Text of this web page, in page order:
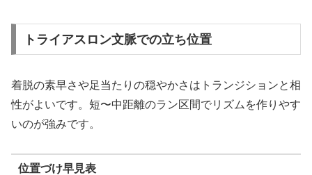
トライアスロン文脈での立ち位置
着脱の素早さや足当たりの穏やかさはトランジションと相
性がよいです。短〜中距離のラン区間でリズムを作りやす
いのが強みです。
位置づけ早見表